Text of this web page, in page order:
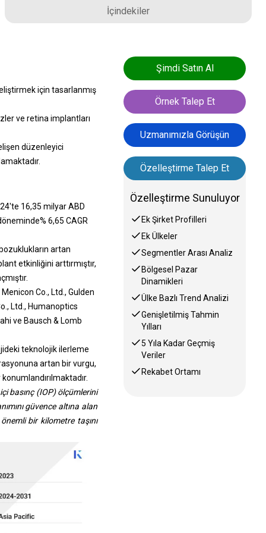
İçindekiler
için tasarlanmış
ve retina implantları
düzenleyici
16,35 milyar ABD
6,65 CAGR
artan
etkinliğini arttırmıştır,
Co., Ltd., Gulden
Ltd., Humanoptics
ve Bausch & Lomb
teknolojik ilerleme
artan bir vurgu,
basınç (IOP) ölçümlerini
güvence altına alan
bir kilometre taşını
Şimdi Satın Al
Örnek Talep Et
Uzmanımızla Görüşün
Özelleştirme Talep Et
Özelleştirme Sunuluyor
Ek Şirket Profilleri
Ek Ülkeler
Segmentler Arası Analiz
Bölgesel Pazar
Dinamikleri
Ülke Bazlı Trend Analizi
Genişletilmiş Tahmin
Yılları
5 Yıla Kadar Geçmiş
Veriler
Rekabet Ortamı